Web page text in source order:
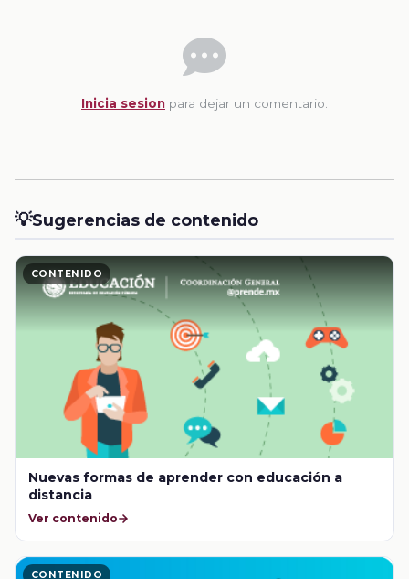
Inicia sesion para dejar un comentario.
💡Sugerencias de contenido
CONTENIDO
Nuevas formas de aprender con educación a
distancia
Ver contenido
CONTENIDO